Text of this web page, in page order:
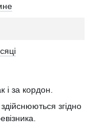
і за кордон.
згідно